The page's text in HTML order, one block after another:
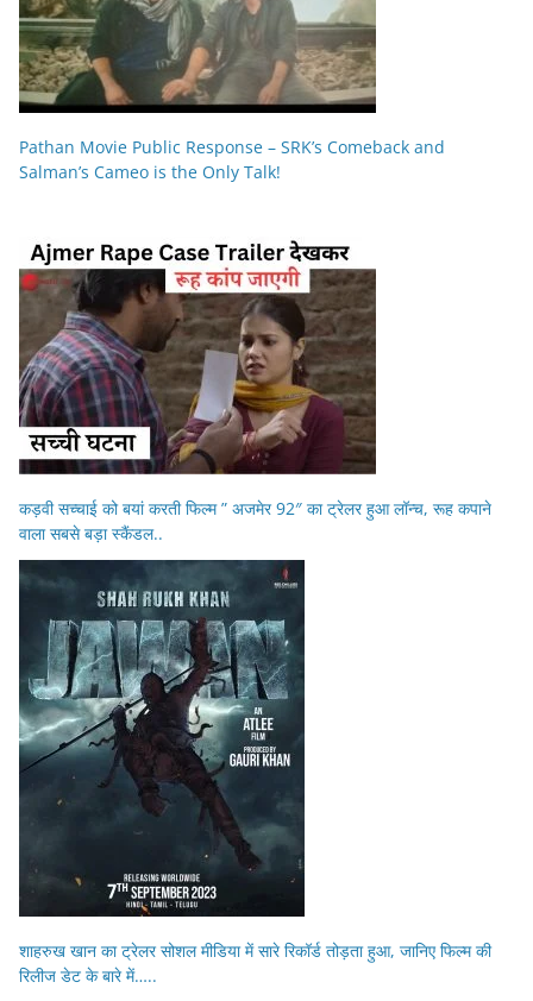
Pathan Movie Public Response – SRK’s Comeback and
Salman’s Cameo is the Only Talk!
कड़वी सच्चाई को बयां करती फिल्म ” अजमेर 92″ का ट्रेलर हुआ लॉन्च, रूह कपाने
वाला सबसे बड़ा स्कैंडल..
शाहरुख खान का ट्रेलर सोशल मीडिया में सारे रिकॉर्ड तोड़ता हुआ, जानिए फिल्म की
रिलीज डेट के बारे में…..